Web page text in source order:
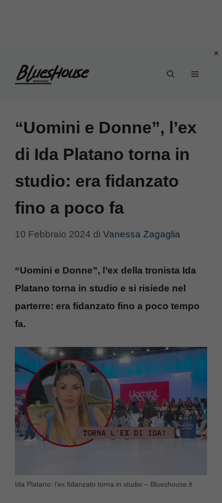
Menu
“Uomini e Donne”, l’ex
di Ida Platano torna in
studio: era fidanzato
fino a poco fa
10 Febbraio 2024 di Vanessa Zagaglia
“Uomini e Donne”, l’ex della tronista Ida
Platano torna in studio e si risiede nel
parterre: era fidanzato fino a poco tempo
fa.
Ida Platano: l’ex fidanzato torna in studio – Blueshouse.it